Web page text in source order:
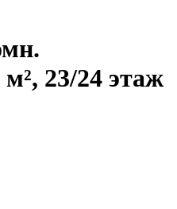
м², 23/24 этаж